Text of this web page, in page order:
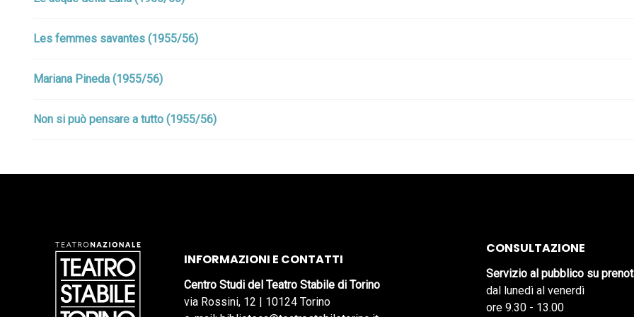
Les femmes savantes (1955/56)
Mariana Pineda (1955/56)
Non si può pensare a tutto (1955/56)
INFORMAZIONI E CONTATTI
Centro Studi del Teatro Stabile di Torino
via Rossini, 12 | 10124 Torino
CONSULTAZIONE
Servizio al pubblico su
dal lunedì al venerdì
ore 9.30 - 13.00